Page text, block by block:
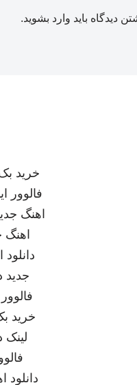
دیدگاه باید وارد بشوید.
خرید
فالوور
اهنگ
اهنگ
جدید
خرید
لینک
دانلود